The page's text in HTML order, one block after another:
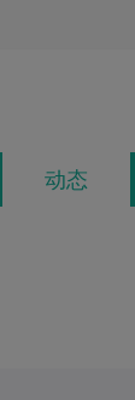
动态